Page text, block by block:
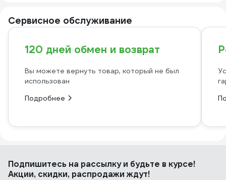
Сервисное обслуживание
120 дней обмен и возврат
Вы можете вернуть товар, который не был
использован
Подробнее
Подпишитесь на рассылкуи будьте в курсе!
Акции, скидки, распродажи ждут!